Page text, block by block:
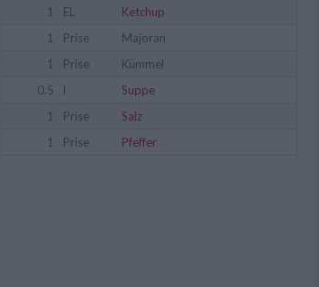
1
EL
Ketchup
1
Prise
Majoran
1
Prise
Kümmel
0.5
l
Suppe
1
Prise
Salz
1
Prise Pfeffer